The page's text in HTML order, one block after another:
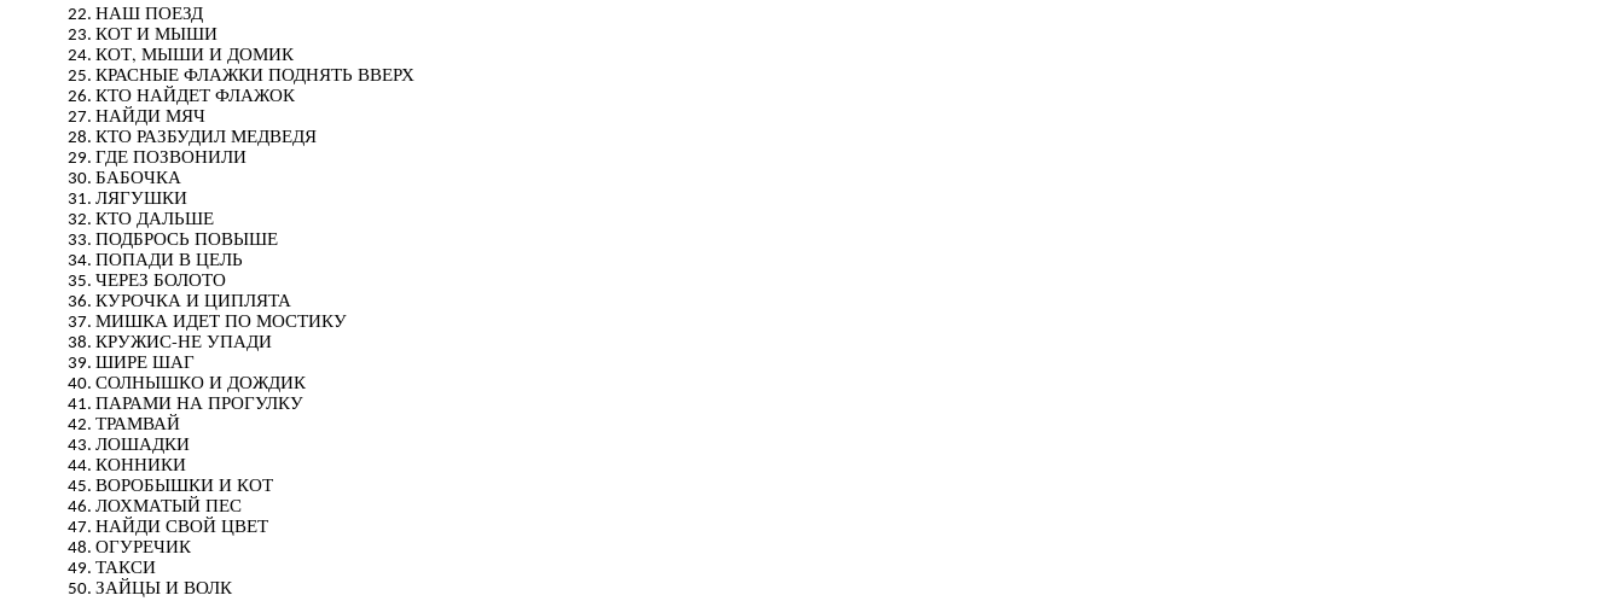
НАШ ПОЕЗД
КОТ И МЫШИ
КОТ, МЫШИ И ДОМИК
КРАСНЫЕ ФЛАЖКИ ПОДНЯТЬ ВВЕРХ
КТО НАЙДЕТ ФЛАЖОК
НАЙДИ МЯЧ
КТО РАЗБУДИЛ МЕДВЕДЯ
ГДЕ ПОЗВОНИЛИ
БАБОЧКА
ЛЯГУШКИ
КТО ДАЛЬШЕ
ПОДБРОСЬ ПОВЫШЕ
ПОПАДИ В ЦЕЛЬ
ЧЕРЕЗ БОЛОТО
КУРОЧКА И ЦИПЛЯТА
МИШКА ИДЕТ ПО МОСТИКУ
КРУЖИС-НЕ УПАДИ
ШИРЕ ШАГ
СОЛНЫШКО И ДОЖДИК
ПАРАМИ НА ПРОГУЛКУ
ТРАМВАЙ
ЛОШАДКИ
КОННИКИ
ВОРОБЫШКИ И КОТ
ЛОХМАТЫЙ ПЕС
НАЙДИ СВОЙ ЦВЕТ
ОГУРЕЧИК
ТАКСИ
ЗАЙЦЫ И ВОЛК